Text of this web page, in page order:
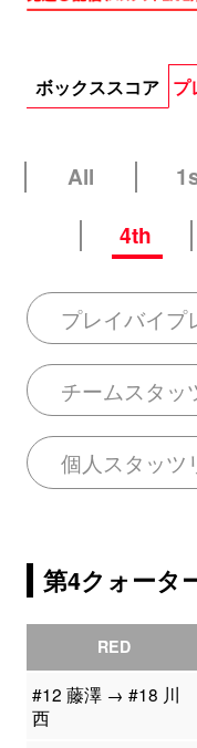
ボックススコア プ
All
4th
プレイバイプ
チームスタッ
個人スタッツ
第4クォータ
RED
#12 藤澤 → #18 川
西